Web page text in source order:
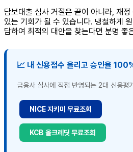
담보대출 심사 거절은 끝이 아니라, 재
있는 기회가 될 수 있습니다. 냉철하게
담하여 최적의 대안을 찾는다면 분명 좋
📈 내 신용점수 올리고 승인율
금융사 심사에 직접 반영되는 2대 신용평
NICE 지키미 무료조회
KCB 올크레딧 무료조회